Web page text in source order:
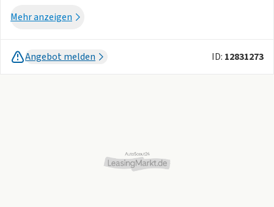
Kleinstwagensegment.
unverwechselbaren Look, einem innovativen Raumkonzept
und vielen serienmäßigen Extras. Kompakt, vielseitig und
Emissionen kombiniert: 0 g/km; CO₂-Klasse: A. Elektrische
Reichweite bei voller Batterie nach WLTP: 360 km
Mehr anzeigen
Angebot melden ID: 12831273